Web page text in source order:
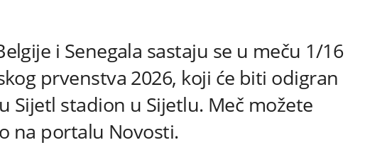
i Senegala sastaju se u meču 1/16
prvenstva 2026, koji će biti odigran
Sijetl stadion u Sijetlu. Meč možete
na portalu Novosti.